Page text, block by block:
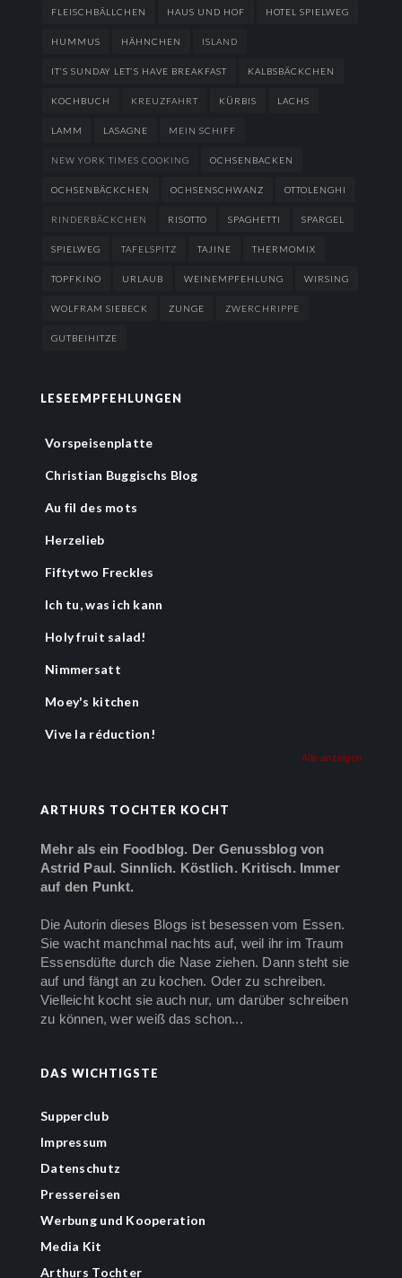
FLEISCHBÄLLCHEN HAUS UND HOF HOTEL SPIELWEG
HUMMUS HÄHNCHEN ISLAND
IT’S SUNDAY LET’S HAVE BREAKFAST KALBSBÄCKCHEN
KOCHBUCH KREUZFAHRT KÜRBIS LACHS
LAMM LASAGNE MEIN SCHIFF
NEW YORK TIMES COOKING OCHSENBACKEN
OCHSENBÄCKCHEN OCHSENSCHWANZ OTTOLENGHI
RINDERBÄCKCHEN RISOTTO SPAGHETTI SPARGEL
SPIELWEG TAFELSPITZ TAJINE THERMOMIX
TOPFKINO URLAUB WEINEMPFEHLUNG WIRSING
WOLFRAM SIEBECK ZUNGE ZWERCHRIPPE
GUTBEIHITZE
LESEEMPFEHLUNGEN
Vorspeisenplatte
Christian Buggischs Blog
Au fil des mots
Herzelieb
Fiftytwo Freckles
Ich tu, was ich kann
Holy fruit salad!
Nimmersatt
Moey's kitchen
Vive la réduction!
Alle anzeigen
ARTHURS TOCHTER KOCHT
Mehr als ein Foodblog. Der Genussblog von
Astrid Paul. Sinnlich. Köstlich. Kritisch. Immer
auf den Punkt.
Die Autorin dieses Blogs ist besessen vom Essen.
Sie wacht manchmal nachts auf, weil ihr im Traum
Essensdüfte durch die Nase ziehen. Dann steht sie
auf und fängt an zu kochen. Oder zu schreiben.
Vielleicht kocht sie auch nur, um darüber schreiben
zu können, wer weiß das schon...
DAS WICHTIGSTE
Supperclub
Impressum
Datenschutz
Pressereisen
Werbung und Kooperation
Media Kit
Arthurs Tochter